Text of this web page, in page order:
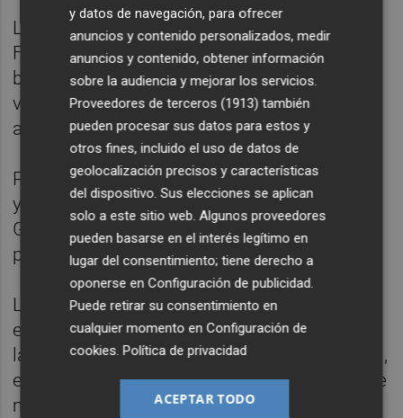
Los focos también estarán puestos en Chris
Froome, aunque el estado de forma del
británico es una incógnita, ya que en lo que
va de temporada todavía no ha pisado el
asfalto en una competición oficial.
Por ello, se prevé que, como el año pasado
ya pasó con Porte, su compañero de equipo
Geraint Thomas sea otro de los aspirantes
para llevarse la victoria final en Barcelona.
La prueba comenzará en Calella y finalizará
el 29 de marzo en el tradicional circuito por
la montaña de Montjuïc (Barcelona). En total,
el recorrido incluye el ascenso a 22 pasos de
montaña, dos de categoría especial, siete de
y datos de navegación, para ofrecer
anuncios y contenido personalizados, medir
anuncios y contenido, obtener información
sobre la audiencia y mejorar los servicios.
Proveedores de terceros (1913) también
pueden procesar sus datos para estos y
otros fines, incluido el uso de datos de
geolocalización precisos y características
del dispositivo. Sus elecciones se aplican
solo a este sitio web. Algunos proveedores
pueden basarse en el interés legítimo en
lugar del consentimiento; tiene derecho a
oponerse enConfiguración de publicidad
Puede retirar su consentimiento en
cualquier momento enConfiguración de
cookies .Política de privacidad
ACEPTAR TODO